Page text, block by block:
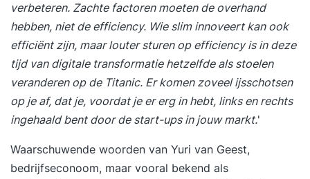
verbeteren. Zachte factoren moeten de overhand
hebben, niet de efficiency. Wie slim innoveert kan ook
efficiënt zijn, maar louter sturen op efficiency is in deze
tijd van digitale transformatie hetzelfde als stoelen
veranderen op de Titanic. Er komen zoveel ijsschotsen
op je af, dat je, voordat je er erg in hebt, links en rechts
ingehaald bent door de start-ups in jouw markt.'
Waarschuwende woorden van Yuri van Geest,
bedrijfseconoom, maar vooral bekend als